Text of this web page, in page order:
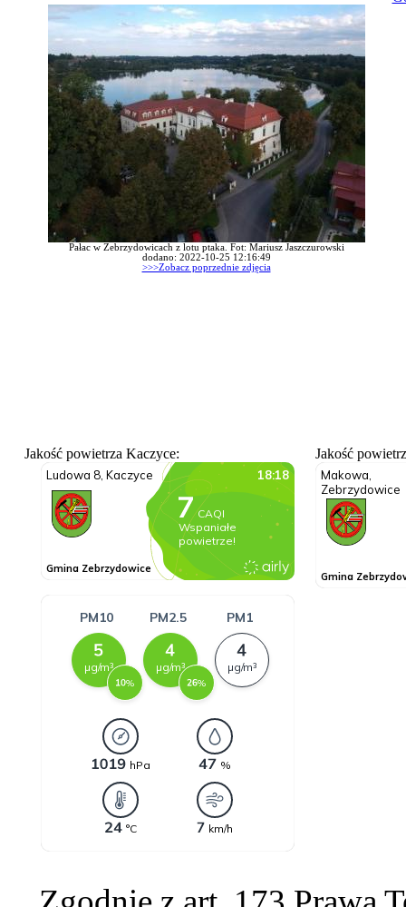
Pałac w Zebrzydowicach z lotu ptaka. Fot: Mariusz Jaszczurowski
dodano: 2022-10-25 12:16:49
>>>Zobacz poprzednie zdjęcia
Jakość powietrza Kaczyce: Jakość